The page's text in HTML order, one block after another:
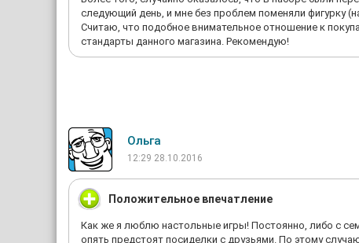
следующий день, и мне без проблем поменяли фигурку
Считаю, что подобное внимательное отношение к
стандарты данного магазина. Рекомендую!
Ольга
12:29 28.10.2016
Положительное впечатление
Как же я люблю настольные игры! Постоянно, либо с
опять предстоят посиделки с друзьями. По этому